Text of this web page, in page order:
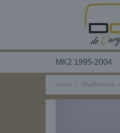
MK2 1995-2004
Home › Snuffelhoek ›